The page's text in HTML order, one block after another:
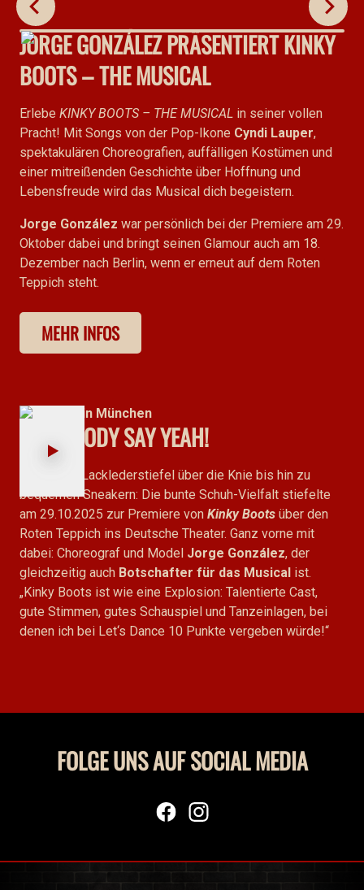
VORHERIGES BILD
JORGE GONZÁLEZ PRÄSENTIERT KINKY
BOOTS – THE MUSICAL
Erlebe KINKY BOOTS – THE MUSICAL in seiner vollen
Pracht! Mit Songs von der Pop-Ikone Cyndi Lauper,
spektakulären Choreografien, auffälligen Kostümen und
einer mitreißenden Geschichte über Hoffnung und
Lebensfreude wird das Musical dich begeistern.
Jorge González war persönlich bei der Premiere am 29.
Oktober dabei und bringt seinen Glamour auch am 18.
Dezember nach Berlin, wenn er erneut auf dem Roten
Teppich steht.
MEHR INFOS
EVERYBODY SAY YEAH!
Premiere in München
Vom roten Lacklederstiefel über die Knie bis hin zu
bequemen Sneakern: Die bunte Schuh-Vielfalt stiefelte
am 29.10.2025 zur Premiere von Kinky Boots über den
Roten Teppich ins Deutsche Theater. Ganz vorne mit
dabei: Choreograf und Model Jorge González, der
gleichzeitig auch Botschafter für das Musical ist.
„Kinky Boots ist wie eine Explosion: Talentierte Cast,
gute Stimmen, gutes Schauspiel und Tanzeinlagen, bei
denen ich bei Let‘s Dance 10 Punkte vergeben würde!“
Video starten
FOLGE UNS AUF SOCIAL MEDIA
facebookInstagram